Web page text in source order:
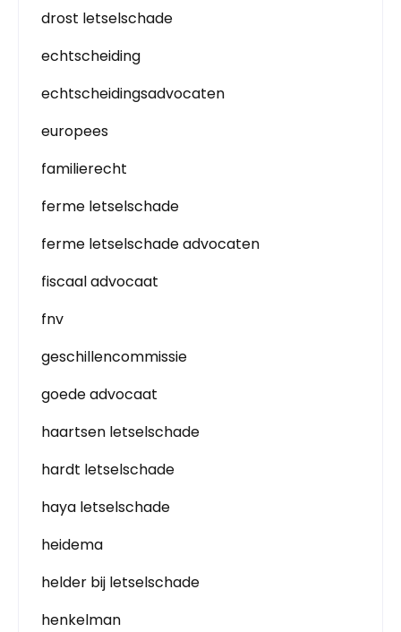
drost letselschade
echtscheiding
echtscheidingsadvocaten
europees
familierecht
ferme letselschade
ferme letselschade advocaten
fiscaal advocaat
fnv
geschillencommissie
goede advocaat
haartsen letselschade
hardt letselschade
haya letselschade
heidema
helder bij letselschade
henkelman